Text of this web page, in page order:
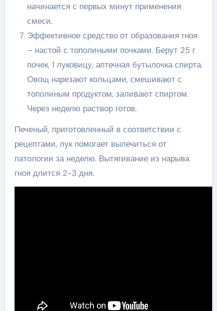
начинается с первых минут применения
смеси.
Эффективное средство от образования гноя
– настой с тополиными почками. Берут 25 г
почек, 1 луковицу, аптечная бутылочка спирта.
Овощ нарезают кольцами, смешивают с
тополиным продуктом, заливают спиртом.
Через неделю раствор готов.
Печеный, приготовленный в соответствии с
рецептами, лук помогает вылечиться от
патологии за неделю. Вытягивание из нарыва
гноя длится 2-3 дня.